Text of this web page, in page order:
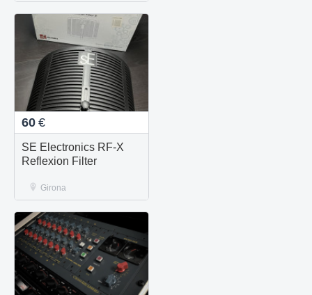
60 €
SE Electronics RF-X
Reflexion Filter
Girona